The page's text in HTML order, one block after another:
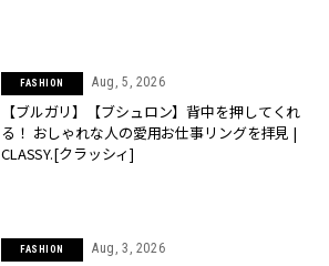
FASHION Aug, 5, 2026
【ブルガリ】【ブシュロン】背中を押してくれ
る！ おしゃれな人の愛用お仕事リングを拝見 |
CLASSY.[クラッシィ]
FASHION Aug, 3, 2026